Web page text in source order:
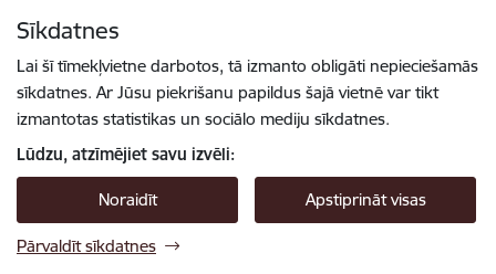
Sīkdatnes
Lai šī tīmekļvietne darbotos, tā izmanto obligāti nepieciešamās
sīkdatnes. Ar Jūsu piekrišanu papildus šajā vietnē var tikt
izmantotas statistikas un sociālo mediju sīkdatnes.
Lūdzu, atzīmējiet savu izvēli:
Noraidīt Apstiprināt visas
Pārvaldīt sīkdatnes